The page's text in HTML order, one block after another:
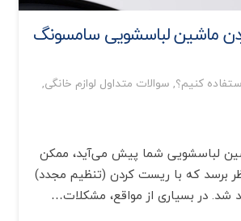
ماشین لباسشویی سامسونگ
کنیم؟, سوالات متداول لوازم خانگی,
لباسشویی شما پیش می‌آید، ممکن
برسد که با ریست کردن (تنظیم مجدد)
شد. در بسیاری از مواقع، مشکلات…